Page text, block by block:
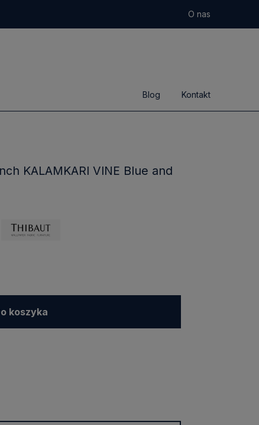
O nas
Blog Kontakt
KALAMKARI VINE Blue and
koszyka